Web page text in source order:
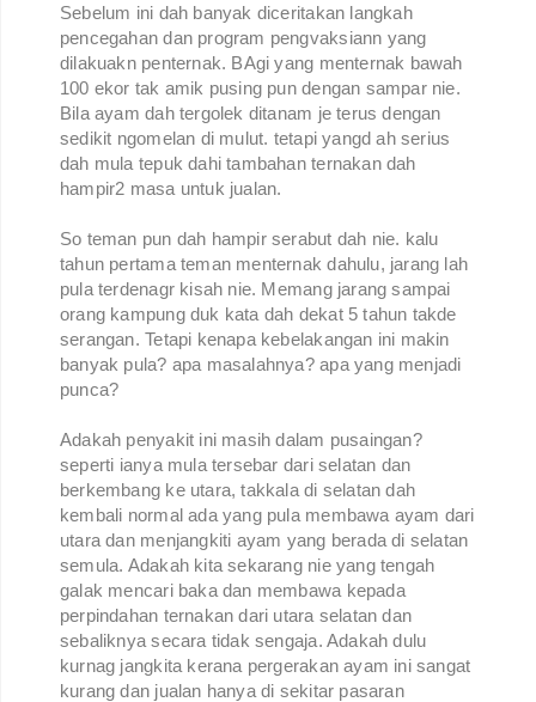
Sebelum ini dah banyak diceritakan langkah
pencegahan dan program pengvaksiann yang
dilakuakn penternak. BAgi yang menternak bawah
100 ekor tak amik pusing pun dengan sampar nie.
Bila ayam dah tergolek ditanam je terus dengan
sedikit ngomelan di mulut. tetapi yangd ah serius
dah mula tepuk dahi tambahan ternakan dah
hampir2 masa untuk jualan.
So teman pun dah hampir serabut dah nie. kalu
tahun pertama teman menternak dahulu, jarang lah
pula terdenagr kisah nie. Memang jarang sampai
orang kampung duk kata dah dekat 5 tahun takde
serangan. Tetapi kenapa kebelakangan ini makin
banyak pula? apa masalahnya? apa yang menjadi
punca?
Adakah penyakit ini masih dalam pusaingan?
seperti ianya mula tersebar dari selatan dan
berkembang ke utara, takkala di selatan dah
kembali normal ada yang pula membawa ayam dari
utara dan menjangkiti ayam yang berada di selatan
semula. Adakah kita sekarang nie yang tengah
galak mencari baka dan membawa kepada
perpindahan ternakan dari utara selatan dan
sebaliknya secara tidak sengaja. Adakah dulu
kurnag jangkita kerana pergerakan ayam ini sangat
kurang dan jualan hanya di sekitar pasaran